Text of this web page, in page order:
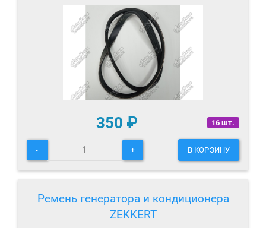
16 шт.
350 ₽
- + В КОРЗИНУ
Ремень генератора и кондиционера
ZEKKERT